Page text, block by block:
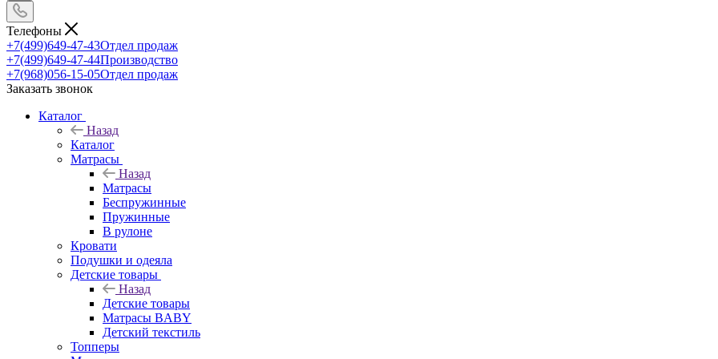
Телефоны
+7(499)649-47-43Отдел продаж
+7(499)649-47-44Производство
+7(968)056-15-05Отдел продаж
Заказать звонок
Каталог
Назад
Каталог
Матрасы
Назад
Матрасы
Беспружинные
Пружинные
В рулоне
Кровати
Подушки и одеяла
Детские товары
Назад
Детские товары
Матрасы BABY
Детский текстиль
Топперы